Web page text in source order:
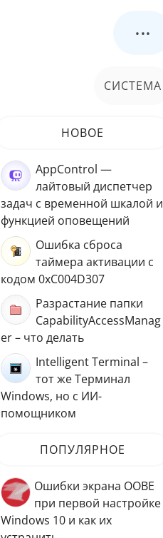
...
СИСТЕМА
НОВОЕ
AppControl —
лайтовый диспетчер
задач с временной шкалой и
функцией оповещений
Ошибка сброса
таймера активации с
кодом 0xC004D307
Разрастание папки
CapabilityAccessManag
er – что делать
Intelligent Terminal –
тот же Терминал
Windows, но с ИИ-
помощником
ПОПУЛЯРНОЕ
Ошибки экрана OOBE
при первой настройке
Windows 10 и как их